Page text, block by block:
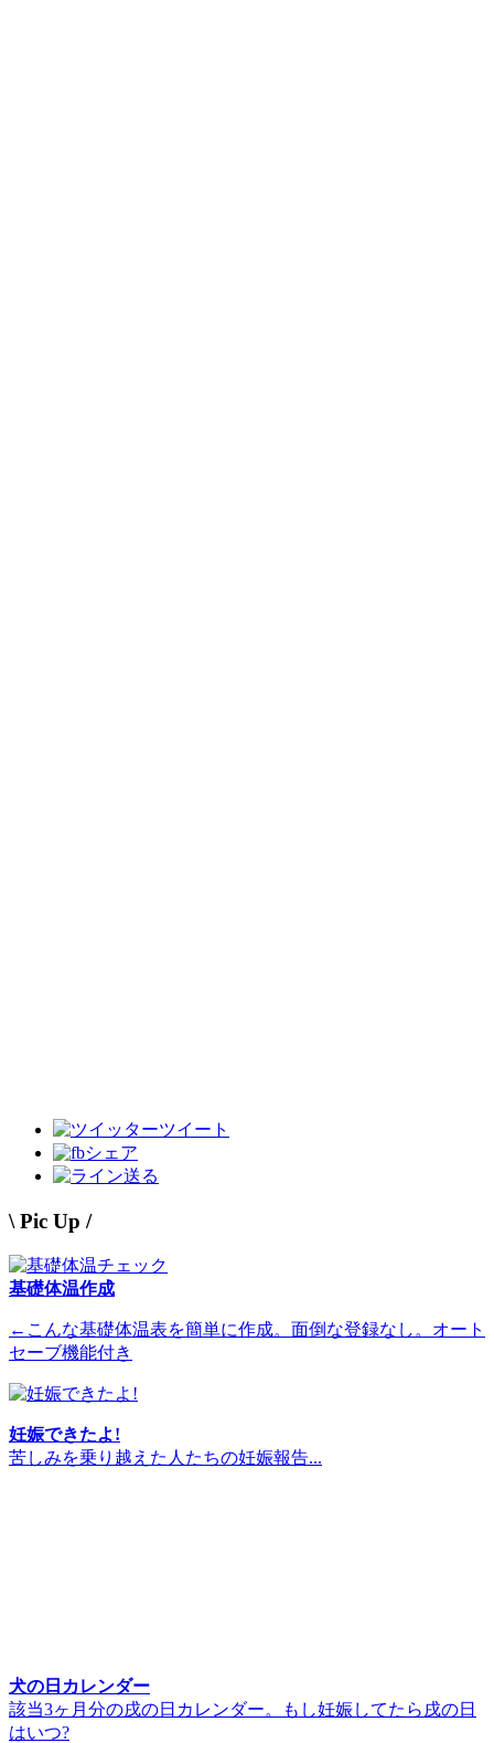
ツイート
シェア
送る
\ Pic Up /
基礎体温作成
←こんな基礎体温表を簡単に作成。面倒な登録なし。オート
セーブ機能付き
妊娠できたよ!
苦しみを乗り越えた人たちの妊娠報告...
犬の日カレンダー
該当3ヶ月分の戌の日カレンダー。もし妊娠してたら戌の日
はいつ?